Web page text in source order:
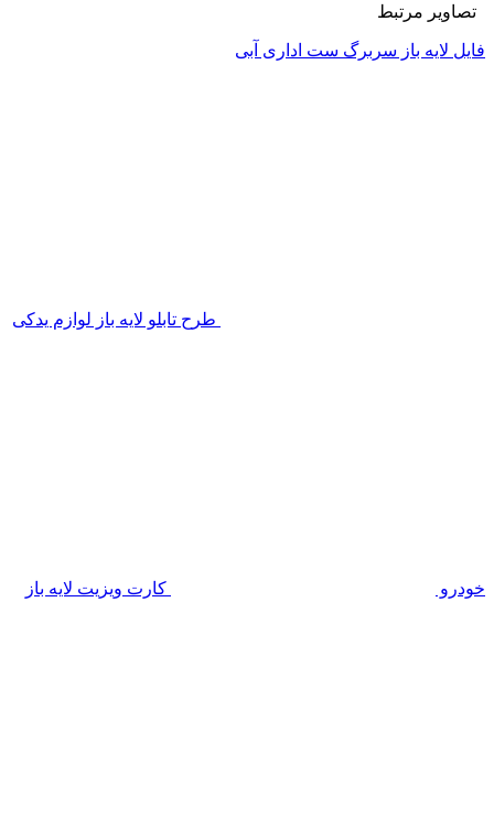
تصاویر مرتبط
فایل لایه باز سربرگ ست اداری آبی
طرح تابلو لایه باز لوازم یدکی
خودرو کارت ویزیت لایه باز